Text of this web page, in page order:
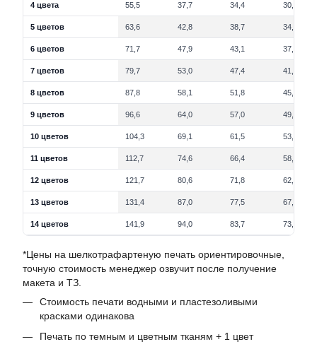
4 цвета 55,5 37,7 34,4 30,6
5 цветов 63,6 42,8 38,7 34,3
6 цветов 71,7 47,9 43,1 37,9
7 цветов 79,7 53,0 47,4 41,6
8 цветов 87,8 58,1 51,8 45,3
9 цветов 96,6 64,0 57,0 49,8
10 цветов 104,3 69,1 61,5 53,8
11 цветов 112,7 74,6 66,4 58,1
12 цветов 121,7 80,6 71,8 62,8
13 цветов 131,4 87,0 77,5 67,8
14 цветов 141,9 94,0 83,7 73,2
*Цены на шелкотрафартеную печать ориентировочные,
точную стоимость менеджер озвучит после получение
макета и ТЗ.
Стоимость печати водными и пластезоливыми
красками одинакова
Печать по темным и цветным тканям + 1 цвет